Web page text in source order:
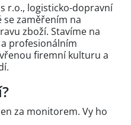
s r.o., logisticko-dopravní
se zaměřením na
zboží. Stavíme na
profesionálním
firemní kulturu a
za monitorem. Vy ho